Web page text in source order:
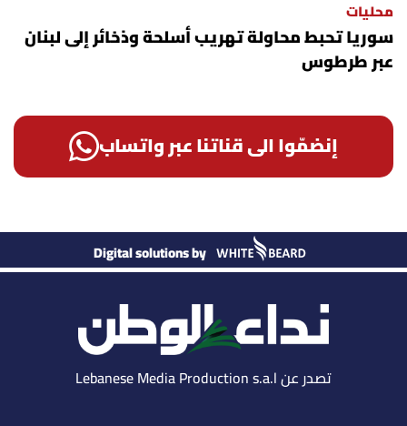
محليات
سوريا تحبط محاولة تهريب أسلحة وذخائر إلى لبنان
عبر طرطوس
إنضمّوا الى قناتنا عبر واتساب
Digital solutions by
تصدر عن Lebanese Media Production s.a.l